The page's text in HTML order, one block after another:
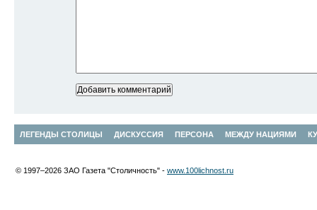
ЛЕГЕНДЫ СТОЛИЦЫ ДИСКУССИЯ ПЕРСОНА МЕЖДУ НАЦИЯМИ
© 1997–2026 ЗАО Газета "Столичность" - www.100lichnost.ru